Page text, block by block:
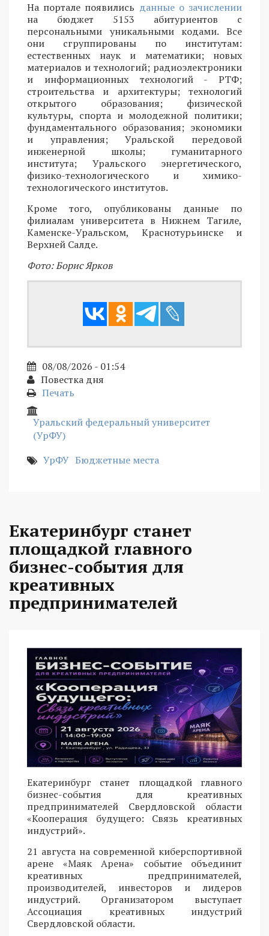
На портале появились данные о зачислении
на бюджет 5153 абитуриентов с
персональными уникальными кодами. Все
они сгруппированы по институтам:
естественных наук и математики; новых
материалов и технологий; радиоэлектроники
и информационных технологий - РТФ;
строительства и архитектуры; технологий
открытого образования; физической
культуры, спорта и молодежной политики;
фундаментального образования; экономики
и управления; Уральской передовой
инженерной школы; гуманитарного
института; Уральского энергетического,
физико-технологического и химико-
технологического институтов.
Кроме того, опубликованы данные по
филиалам университета в Нижнем Тагиле,
Каменске-Уральском, Краснотурьинске и
Верхней Салде.
Фото: Борис Ярков
08/08/2026 - 01:54
Повестка дня
Печать
Уральский федеральный университет
(УрФУ)
УрФУ Бюджетные места
Екатеринбург станет
площадкой главного
бизнес-события для
креативных
предпринимателей
Екатеринбург станет площадкой главного
бизнес-события для креативных
предпринимателей Свердловской области
«Кооперация будущего: Связь креативных
индустрий».
21 августа на современной киберспортивной
арене «Маяк Арена» событие объединит
креативных предпринимателей,
производителей, инвесторов и лидеров
индустрий. Организатором выступает
Ассоциация креативных индустрий
Свердловской области.